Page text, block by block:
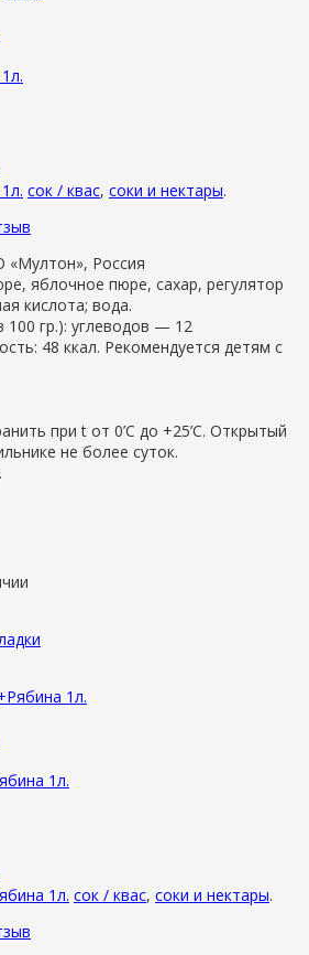
сок / квас, соки и нектары.
Россия
яблочное пюре, сахар, регулятор
кислота; вода.
100 гр.): углеводов — 12
48 ккал. Рекомендуется детям с
при t от 0’C до +25’C. Открытый
не более суток.
1л.
1л. сок / квас, соки и нектары.